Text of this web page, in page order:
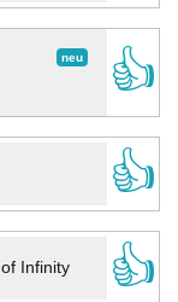
neu
👍
👍
Infinity
👍